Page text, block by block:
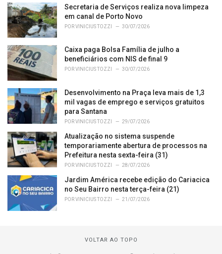
:
Secretaria de Serviços realiza nova limpeza
em canal de Porto Novo
PORVINICIUS TOZZI 30/07/2026
Caixa paga Bolsa Família de julho a
beneficiários com NIS de final 9
PORVINICIUS TOZZI 30/07/2026
Desenvolvimento na Praça leva mais de 1,3
mil vagas de emprego e serviços gratuitos
para Santana
PORVINICIUS TOZZI 29/07/2026
Atualização no sistema suspende
temporariamente abertura de processos na
Prefeitura nesta sexta-feira (31)
PORVINICIUS TOZZI 28/07/2026
Jardim América recebe edição do Cariacica
no Seu Bairro nesta terça-feira (21)
PORVINICIUS TOZZI 21/07/2026
VOLTAR AO TOPO